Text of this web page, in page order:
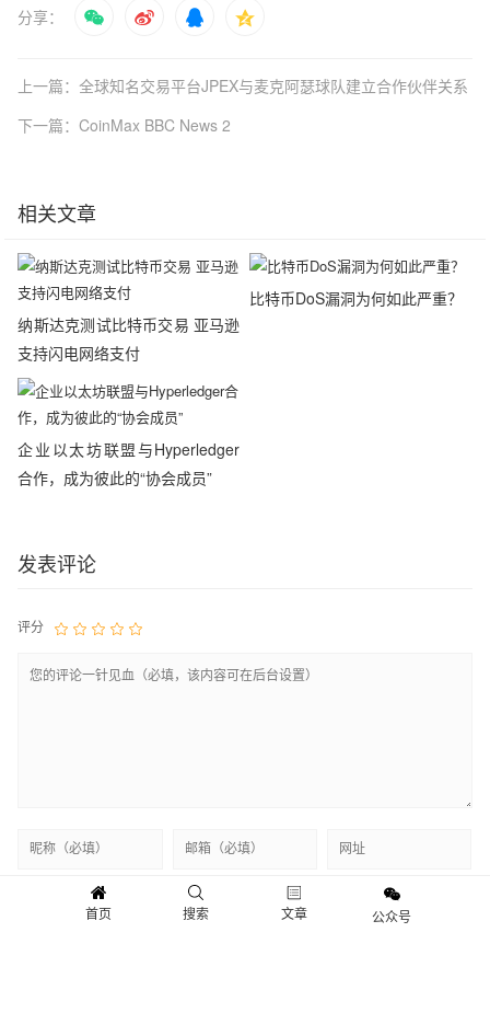
分享：
上一篇：全球知名交易平台JPEX与麦克阿瑟球队建立合作伙伴关系
下一篇：CoinMax BBC News 2
相关文章
纳斯达克测试比特币交易 亚马逊
支持闪电网络支付
比特币DoS漏洞为何如此严重？
企业以太坊联盟与Hyperledger
合作，成为彼此的“协会成员”
发表评论
评分
首页 搜索 文章 公众号